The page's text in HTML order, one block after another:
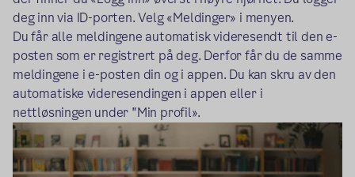
deg inn via ID-porten. Velg «Meldinger» i menyen.
Du får alle meldingene automatisk videresendt til den e-
posten som er registrert på deg. Derfor får du de samme
meldingene i e-posten din og i appen. Du kan skru av den
automatiske videresendingen i appen eller i
nettløsningen under "Min profil».